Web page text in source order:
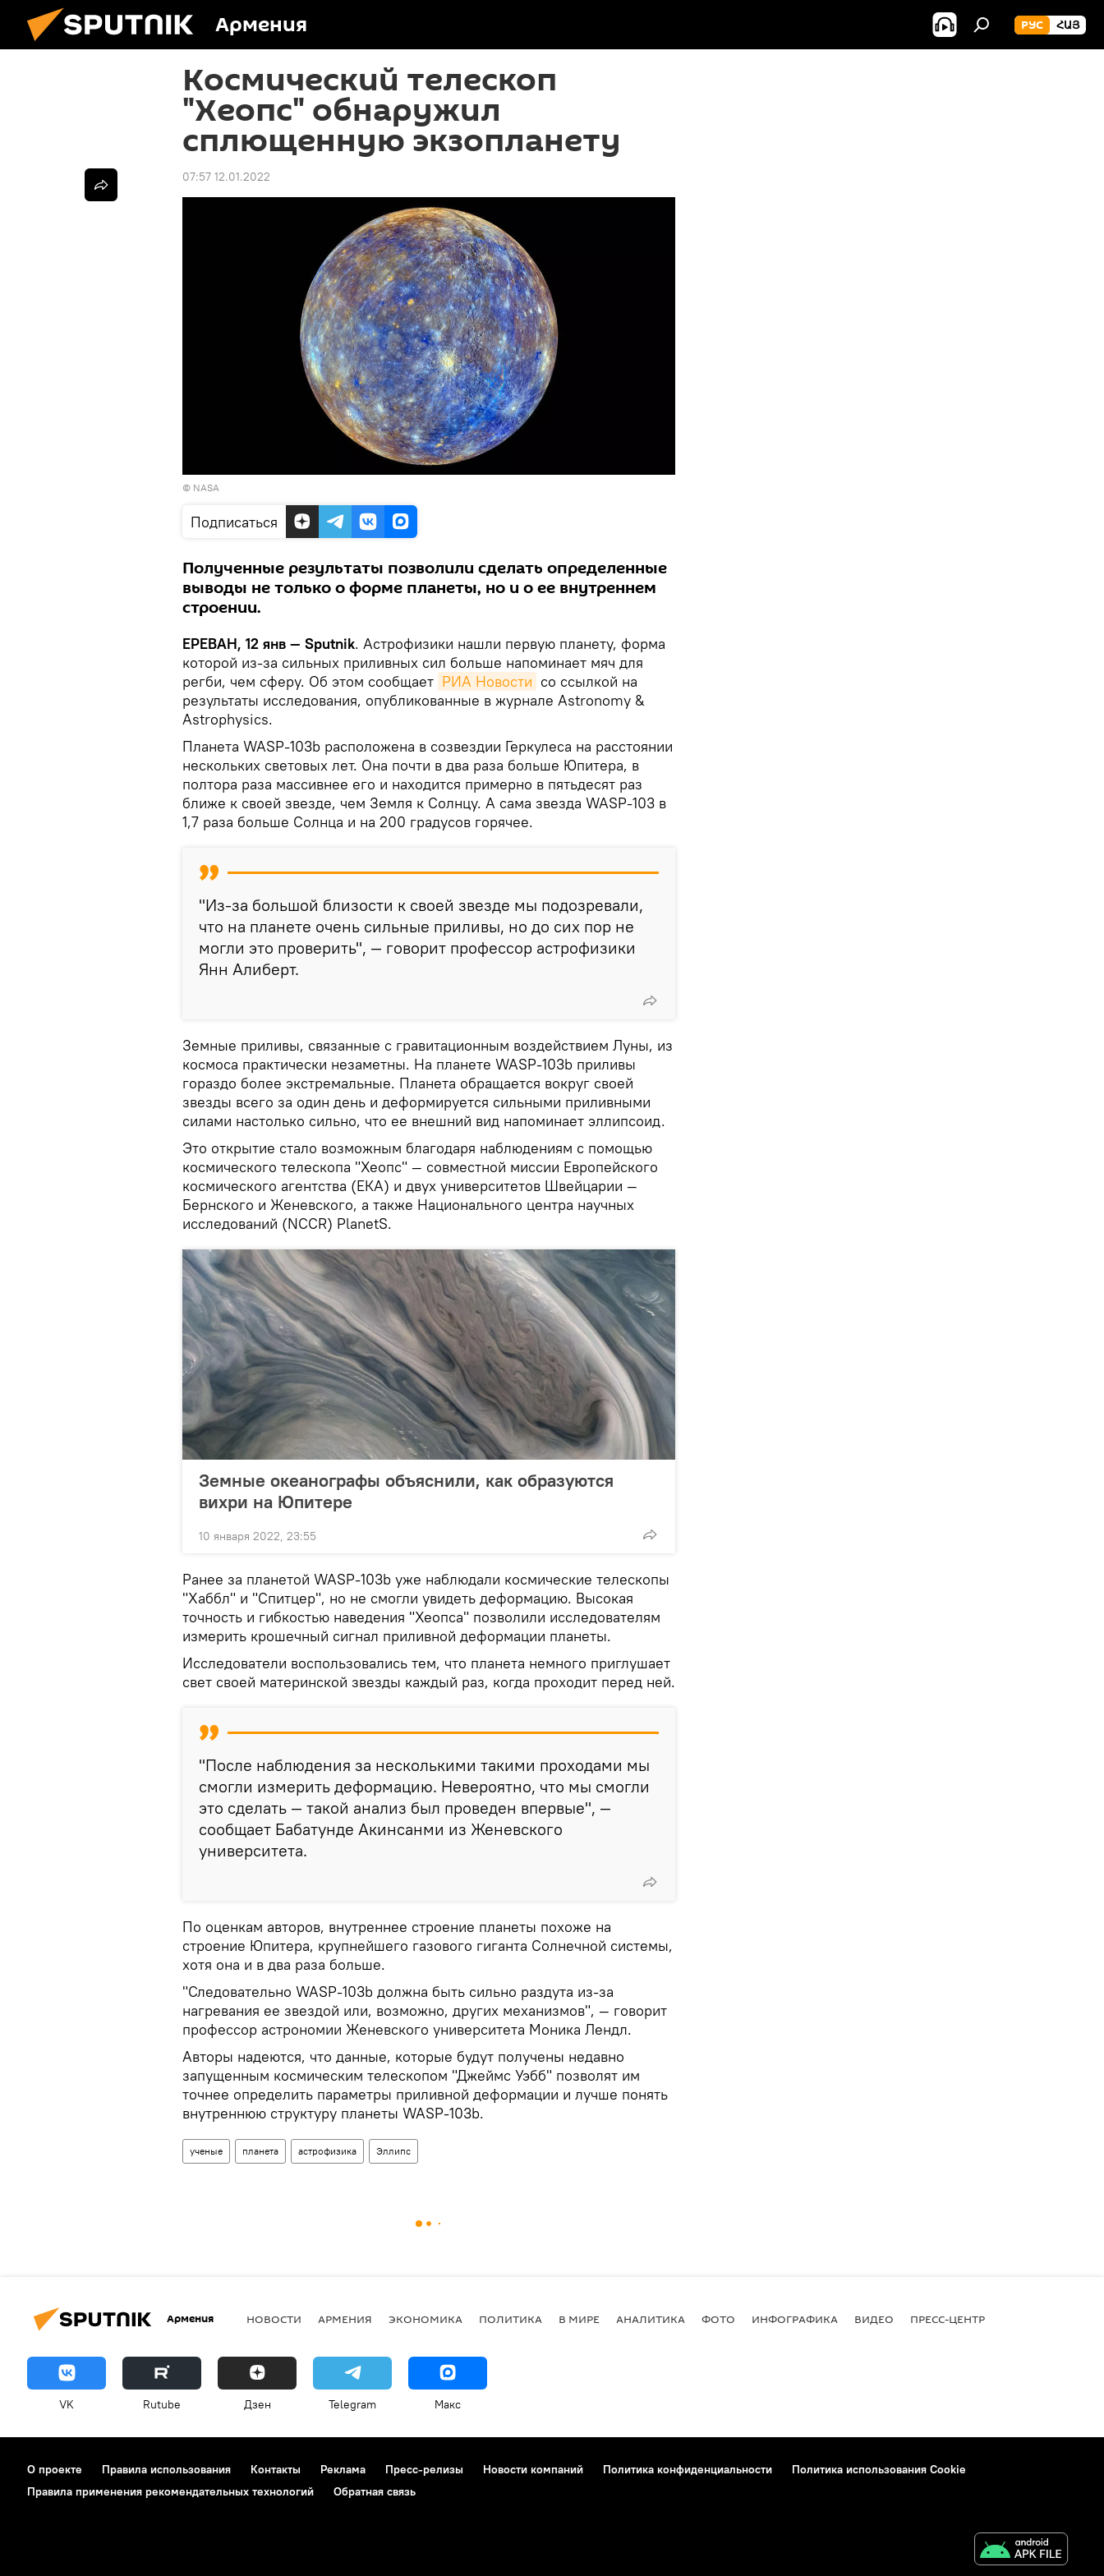
Армения РУС ՀԱՅ
Космический телескоп
"Хеопс" обнаружил
сплющенную экзопланету
07:57 12.01.2022
© NASA
Подписаться
Полученные результаты позволили сделать определенные
выводы не только о форме планеты, но и о ее внутреннем
строении.
ЕРЕВАН, 12 янв — Sputnik. Астрофизики нашли первую планету, форма
которой из-за сильных приливных сил больше напоминает мяч для
регби, чем сферу. Об этом сообщает РИА Новости со ссылкой на
результаты исследования, опубликованные в журнале Astronomy &
Astrophysics.
Планета WASP-103b расположена в созвездии Геркулеса на расстоянии
нескольких световых лет. Она почти в два раза больше Юпитера, в
полтора раза массивнее его и находится примерно в пятьдесят раз
ближе к своей звезде, чем Земля к Солнцу. А сама звезда WASP-103 в
1,7 раза больше Солнца и на 200 градусов горячее.
"Из-за большой близости к своей звезде мы подозревали,
что на планете очень сильные приливы, но до сих пор не
могли это проверить", — говорит профессор астрофизики
Янн Алиберт.
Земные приливы, связанные с гравитационным воздействием Луны, из
космоса практически незаметны. На планете WASP-103b приливы
гораздо более экстремальные. Планета обращается вокруг своей
звезды всего за один день и деформируется сильными приливными
силами настолько сильно, что ее внешний вид напоминает эллипсоид.
Это открытие стало возможным благодаря наблюдениям с помощью
космического телескопа "Хеопс" — совместной миссии Европейского
космического агентства (ЕКА) и двух университетов Швейцарии —
Бернского и Женевского, а также Национального центра научных
исследований (NCCR) PlanetS.
Земные океанографы объяснили, как образуются
вихри на Юпитере
10 января 2022, 23:55
Ранее за планетой WASP-103b уже наблюдали космические телескопы
"Хаббл" и "Спитцер", но не смогли увидеть деформацию. Высокая
точность и гибкостью наведения "Хеопса" позволили исследователям
измерить крошечный сигнал приливной деформации планеты.
Исследователи воспользовались тем, что планета немного приглушает
свет своей материнской звезды каждый раз, когда проходит перед ней.
"После наблюдения за несколькими такими проходами мы
смогли измерить деформацию. Невероятно, что мы смогли
это сделать — такой анализ был проведен впервые", —
сообщает Бабатунде Акинсанми из Женевского
университета.
По оценкам авторов, внутреннее строение планеты похоже на
строение Юпитера, крупнейшего газового гиганта Солнечной системы,
хотя она и в два раза больше.
"Следовательно WASP-103b должна быть сильно раздута из-за
нагревания ее звездой или, возможно, других механизмов", — говорит
профессор астрономии Женевского университета Моника Лендл.
Авторы надеются, что данные, которые будут получены недавно
запущенным космическим телескопом "Джеймс Уэбб" позволят им
точнее определить параметры приливной деформации и лучше понять
внутреннюю структуру планеты WASP-103b.
ученые планета астрофизика Эллипс
Армения НОВОСТИ АРМЕНИЯ ЭКОНОМИКА ПОЛИТИКА В МИРЕ АНАЛИТИКА ФОТО ИНФОГРАФИКА ВИДЕО ПРЕСС-ЦЕНТР
VK Rutube Дзен Telegram Макс
О проекте Правила использования Контакты Реклама Пресс-релизы Новости компаний Политика конфиденциальности
Политика использования Cookie
Правила применения рекомендательных технологий
Обратная связь